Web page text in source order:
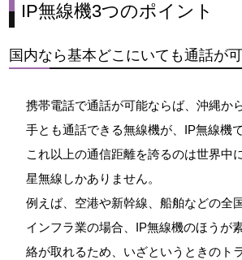
IP無線機3つのポイント
国内なら基本どこにいても通話が
携帯電話で通話が可能ならば、沖縄か
手とも通話できる無線機が、IP無線機で
これ以上の通信距離を誇るのは世界中
星無線しかありません。
例えば、空港や新幹線、船舶などの全
インフラ業の場合、IP無線機のほうが
絡が取れるため、いざというときのト